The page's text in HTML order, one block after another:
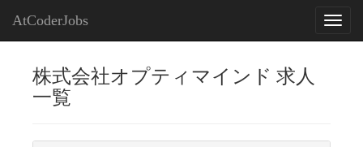
AtCoderJobs
株式会社オプティマインド 求人
一覧